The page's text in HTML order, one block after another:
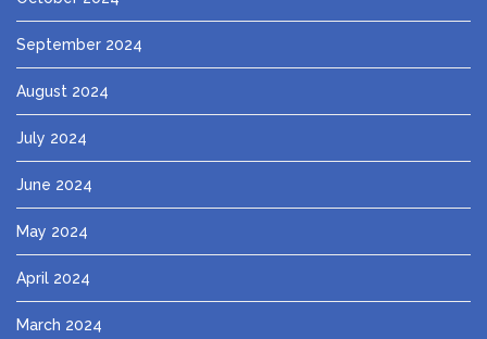
September 2024
August 2024
July 2024
June 2024
May 2024
April 2024
March 2024